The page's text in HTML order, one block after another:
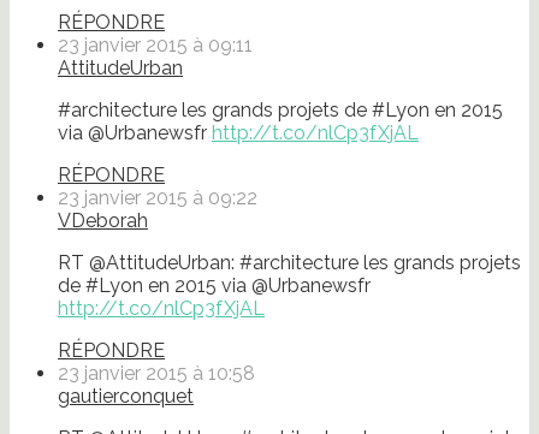
RÉPONDRE
23 janvier 2015 à 09:11
AttitudeUrban
#architecture les grands projets de #Lyon en 2015
via @Urbanewsfr http://t.co/nlCp3fXjAL
RÉPONDRE
23 janvier 2015 à 09:22
VDeborah
RT @AttitudeUrban: #architecture les grands projets
de #Lyon en 2015 via @Urbanewsfr
http://t.co/nlCp3fXjAL
RÉPONDRE
23 janvier 2015 à 10:58
gautierconquet